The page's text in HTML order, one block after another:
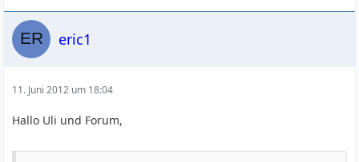
eric1
11. Juni 2012 um 18:04
Hallo Uli und Forum,